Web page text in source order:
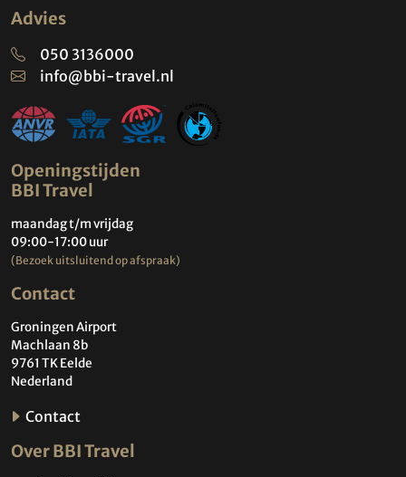
Advies
050 3136000
info@bbi-travel.nl
Openingstijden
BBI Travel
maandag t/m vrijdag
09:00-17:00 uur
(Bezoek uitsluitend op afspraak)
Contact
Groningen Airport
Machlaan 8b
9761 TK Eelde
Nederland
Contact
Over BBI Travel